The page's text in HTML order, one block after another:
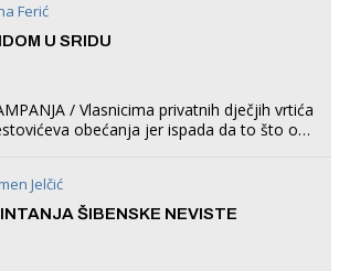
Ferić
U SRIDU
/ Vlasnicima privatnih dječjih vrtića
obećanja jer ispada da to što oni
Jelčić
ŠIBENSKE NEVISTE